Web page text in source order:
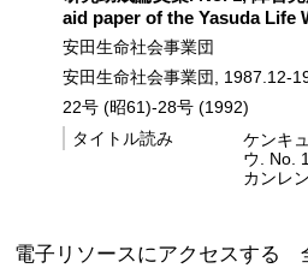
aid paper of the Yasuda Life
安田生命社会事業団
安田生命社会事業団, 1987.12-
22号 (昭61)-28号 (1992)
タイトル読み
ケンキ
ウ. No.
カンレ
電子リソースにアクセスする